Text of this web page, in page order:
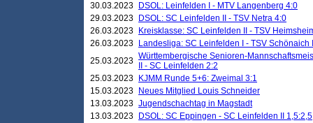
30.03.2023
DSOL: Leinfelden I - MTV Langenberg 4:0
29.03.2023
DSOL: SC Leinfelden II - TSV Netra 4:0
26.03.2023
Kreisklasse: SC Leinfelden II - TSV
26.03.2023
Landesliga: SC Leinfelden I - TSV Schönaich
25.03.2023 Württembergische Senioren-
II - SC Leinfelden 2:2
25.03.2023
KJMM Runde 5+6: Zweimal 3:1
15.03.2023
Neues Mitglied Louis Schneider
13.03.2023 Jugendschachtag in Magstadt
13.03.2023
DSOL: SC Eppingen - SC Leinfelden II 1,5:2,5